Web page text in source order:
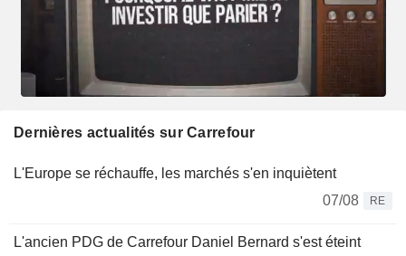
Dernières actualités sur Carrefour
L'Europe se réchauffe, les marchés s'en inquiètent
07/08
RE
L'ancien PDG de Carrefour Daniel Bernard s'est éteint